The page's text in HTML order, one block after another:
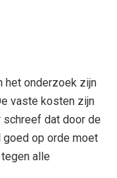
het onderzoek zijn
vaste kosten zijn
schreef dat door de
goed op orde moet
alle